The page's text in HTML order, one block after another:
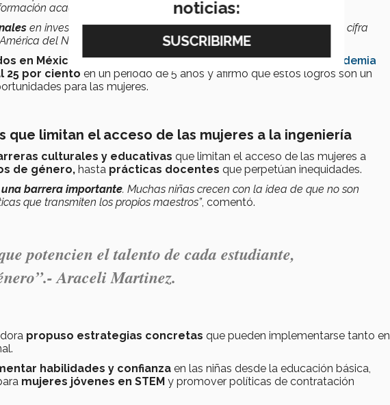
académica.
en investigación y desarrolloson mujeres, lo que representa una cifra
del Norte y Europa”,
detalló.
en México , señalando que la participación de mujeres en laAcademia
25 por ciento en un periodo de 5 años y afirmó que estos logros son un
para las mujeres.
que limitan el acceso de las mujeres a la ingeniería
culturales y educativas que limitan el acceso de las mujeres a
de género, hasta prácticas docentes que perpetúan inequidades.
barrera importante. Muchas niñas crecen con la idea de que no son
que transmiten los propios maestros”, comentó.
potencien el talento de cada estudiante,
Araceli Martinez.
propuso estrategias concretas que pueden implementarse tanto en
habilidades y confianza en las niñas desde la educación básica,
mujeres jóvenes en STEM y promover políticas de contratación
noticias: